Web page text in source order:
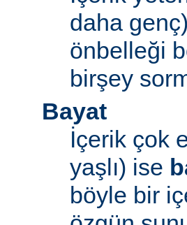
daha
önbelleği
birşey
Bayat
İçerik çok
yaşlı) ise
böyle bir